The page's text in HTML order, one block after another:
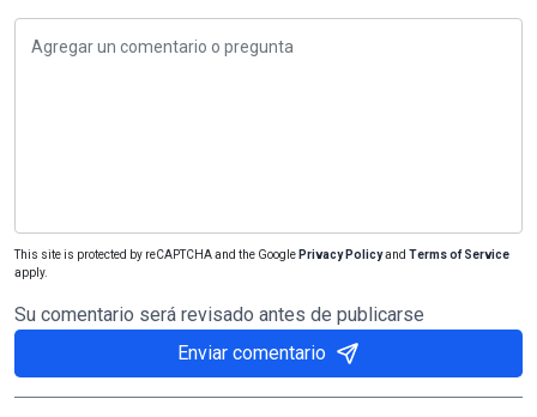
This site is protected by reCAPTCHA and the Google Privacy Policyand Terms of Service
apply.
Su comentario será revisado antes de publicarse
Enviar comentario